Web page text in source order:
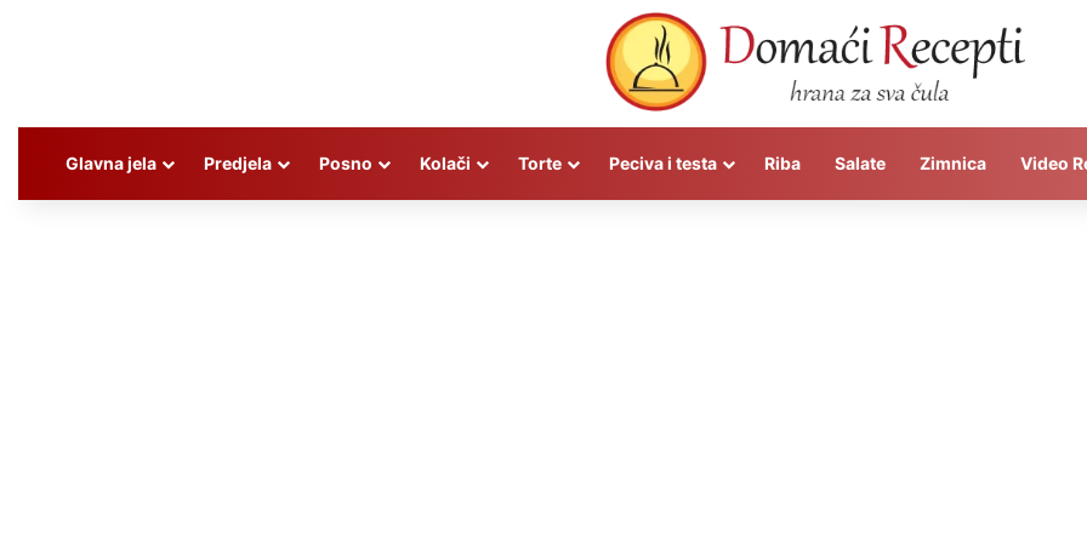
Glavna jela Predjela Posno Kolači Torte Peciva i testa Riba Salate Zimnica Video